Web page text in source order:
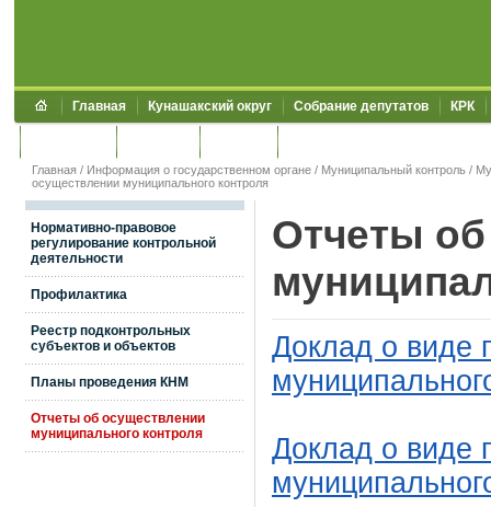
Главная Кунашакский округ Собрание депутатов КРК
Главная / Информация о государственном органе / Муниципальный контроль /
осуществлении муниципального контроля
Нормативно-правовое
регулирование контрольной
деятельности
Профилактика
Реестр подконтрольных
субъектов и объектов
Планы проведения КНМ
Отчеты об осуществлении
муниципального контроля
Отчеты
Доклад о виде
Доклад о виде